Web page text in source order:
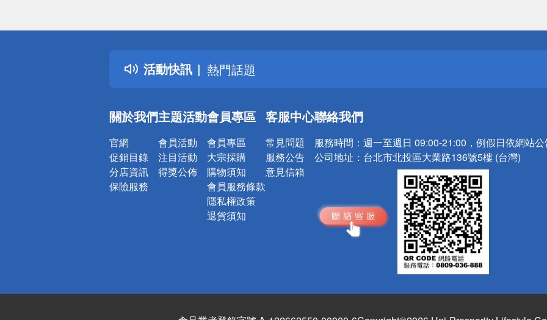
活動快訊
詐騙網頁！請小心！
得獎公告
熱門話題
銀行優惠
詐騙網頁！請小心！
關於我們
官網
促銷目錄
分店資訊
保險服務
主題活動
會員活動
注目活動
得獎公佈
會員專區
會員專區
大宗採購
購物須知
會員服務條款
隱私權政策
退貨須知
客服中心
常見問題
服務公告
意見信箱
聯絡我們
服務時間： 週一至週日 09:00-21:00，例假日依網站
公司地址： 台北市北投區大業路136號5樓 (台灣)